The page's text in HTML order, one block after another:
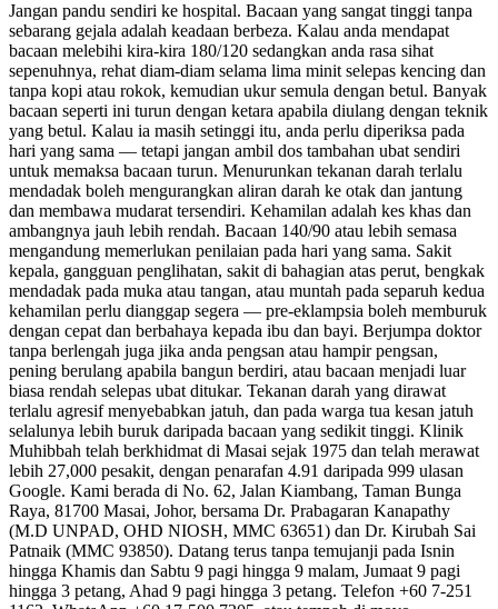
Jangan pandu sendiri ke hospital. Bacaan yang sangat tinggi tanpa
sebarang gejala adalah keadaan berbeza. Kalau anda mendapat
bacaan melebihi kira-kira 180/120 sedangkan anda rasa sihat
sepenuhnya, rehat diam-diam selama lima minit selepas kencing dan
tanpa kopi atau rokok, kemudian ukur semula dengan betul. Banyak
bacaan seperti ini turun dengan ketara apabila diulang dengan teknik
yang betul. Kalau ia masih setinggi itu, anda perlu diperiksa pada
hari yang sama — tetapi jangan ambil dos tambahan ubat sendiri
untuk memaksa bacaan turun. Menurunkan tekanan darah terlalu
mendadak boleh mengurangkan aliran darah ke otak dan jantung
dan membawa mudarat tersendiri. Kehamilan adalah kes khas dan
ambangnya jauh lebih rendah. Bacaan 140/90 atau lebih semasa
mengandung memerlukan penilaian pada hari yang sama. Sakit
kepala, gangguan penglihatan, sakit di bahagian atas perut, bengkak
mendadak pada muka atau tangan, atau muntah pada separuh kedua
kehamilan perlu dianggap segera — pre-eklampsia boleh memburuk
dengan cepat dan berbahaya kepada ibu dan bayi. Berjumpa doktor
tanpa berlengah juga jika anda pengsan atau hampir pengsan,
pening berulang apabila bangun berdiri, atau bacaan menjadi luar
biasa rendah selepas ubat ditukar. Tekanan darah yang dirawat
terlalu agresif menyebabkan jatuh, dan pada warga tua kesan jatuh
selalunya lebih buruk daripada bacaan yang sedikit tinggi. Klinik
Muhibbah telah berkhidmat di Masai sejak 1975 dan telah merawat
lebih 27,000 pesakit, dengan penarafan 4.91 daripada 999 ulasan
Google. Kami berada di No. 62, Jalan Kiambang, Taman Bunga
Raya, 81700 Masai, Johor, bersama Dr. Prabagaran Kanapathy
(M.D UNPAD, OHD NIOSH, MMC 63651) dan Dr. Kirubah Sai
Patnaik (MMC 93850). Datang terus tanpa temujanji pada Isnin
hingga Khamis dan Sabtu 9 pagi hingga 9 malam, Jumaat 9 pagi
hingga 3 petang, Ahad 9 pagi hingga 3 petang. Telefon +60 7-251